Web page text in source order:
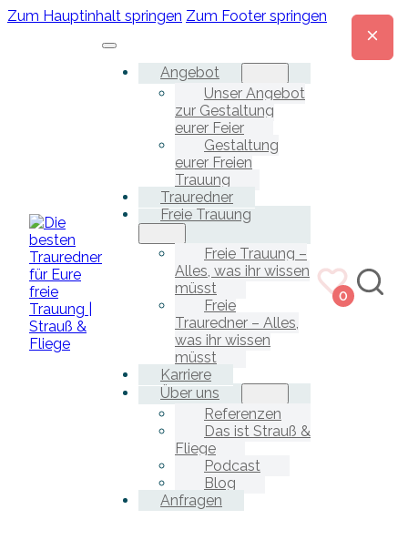
Zum Hauptinhalt springen Zum Footer springen
Angebot
Unser Angebot
zur Gestaltung
eurer Feier
Gestaltung
eurer Freien
Trauung
Trauredner
Freie Trauung
Freie Trauung –
Alles, was ihr wissen
müsst
Freie
Trauredner – Alles,
was ihr wissen
müsst
Karriere
Über uns
Referenzen
Das ist Strauß &
Fliege
Podcast
Blog
Anfragen
0